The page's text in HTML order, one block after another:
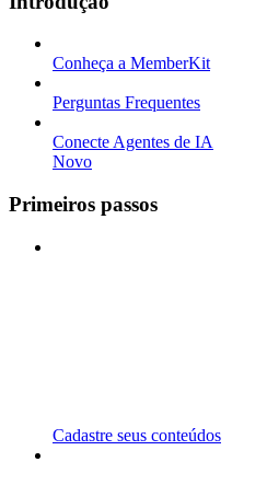
Conheça a MemberKit
Perguntas Frequentes
Conecte Agentes de IA
Novo
Primeiros passos
Cadastre seus conteúdos